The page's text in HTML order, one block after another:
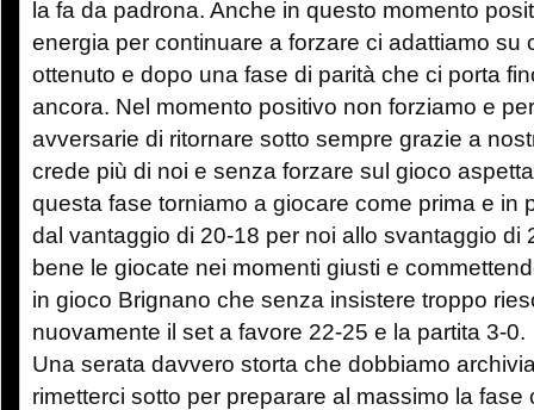
la fa da padrona. Anche in questo momento
energia per continuare a forzare ci adattiamo su
ottenuto e dopo una fase di parità che ci porta
ancora. Nel momento positivo non forziamo e
avversarie di ritornare sotto sempre grazie a
crede più di noi e senza forzare sul gioco
questa fase torniamo a giocare come prima e in
dal vantaggio di 20-18 per noi allo svantaggio di
bene le giocate nei momenti giusti e
in gioco Brignano che senza insistere troppo
nuovamente il set a favore 22-25 e la partita 3-0.
Una serata davvero storta che dobbiamo
rimetterci sotto per preparare al massimo la fase